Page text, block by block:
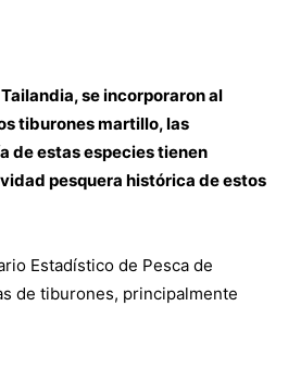
se incorporaron al
tiburones martillo, las
de estas especies tienen
pesquera histórica de estos
Estadístico de Pesca de
de tiburones, principalmente